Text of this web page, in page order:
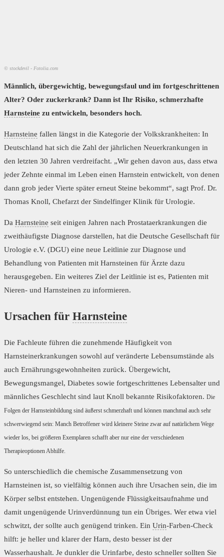
© stockdevil - Fotolia.com
Männlich, übergewichtig, bewegungsfaul und im fortgeschrittenen
Alter? Oder zuckerkrank? Dann ist Ihr Risiko, schmerzhafte
Harnsteine zu entwickeln, besonders hoch.
Harnsteine fallen längst in die Kategorie der Volkskrankheiten: In
Deutschland hat sich die Zahl der jährlichen Neuerkrankungen in
den letzten 30 Jahren verdreifacht. „Wir gehen davon aus, dass etwa
jeder Zehnte einmal im Leben einen Harnstein entwickelt, von denen
dann grob jeder Vierte später erneut Steine bekommt“, sagt Prof. Dr.
Thomas Knoll, Chefarzt der Sindelfinger Klinik für Urologie.
Da Harnsteine seit einigen Jahren nach Prostataerkrankungen die
zweithäufigste Diagnose darstellen, hat die Deutsche Gesellschaft für
Urologie e.V. (DGU) eine neue Leitlinie zur Diagnose und
Behandlung von Patienten mit Harnsteinen für Ärzte dazu
herausgegeben. Ein weiteres Ziel der Leitlinie ist es, Patienten mit
Nieren- und Harnsteinen zu informieren.
Ursachen für Harnsteine
Die Fachleute führen die zunehmende Häufigkeit von
Harnsteinerkrankungen sowohl auf veränderte Lebensumstände als
auch Ernährungsgewohnheiten zurück. Übergewicht,
Bewegungsmangel, Diabetes sowie fortgeschrittenes Lebensalter und
männliches Geschlecht sind laut Knoll bekannte Risikofaktoren. Die
Folgen der Harnsteinbildung sind äußerst schmerzhaft und können manchmal auch sehr
schwerwiegend sein: Manch Betroffener wird kleinere Steine zwar auf natürlichem Wege
wieder los, bei größeren Exemplaren schafft aber nur eine der verschiedenen
Therapieoptionen Abhilfe.
So unterschiedlich die chemische Zusammensetzung von
Harnsteinen ist, so vielfältig können auch ihre Ursachen sein, die im
Körper selbst entstehen. Ungenügende Flüssigkeitsaufnahme und
damit ungenügende Urinverdünnung tun ein Übriges. Wer etwa viel
schwitzt, der sollte auch genügend trinken. Ein Urin-Farben-Check
hilft: je heller und klarer der Harn, desto besser ist der
Wasserhaushalt. Je dunkler die Urinfarbe, desto schneller sollten Sie